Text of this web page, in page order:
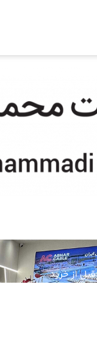
از خرید